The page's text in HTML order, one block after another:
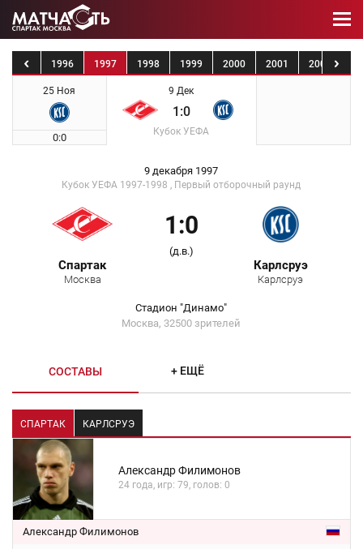
1995 1996 1997 1998 1999 2000 2001 2002
25 Ноя
0:0
9 Дек
1:0
Кубок УЕФА
9 декабря 1997
Кубок УЕФА 1997-1998 , Первый отборочный раунд
Спартак
Москва
1:0
(д.в.)
Карлсруэ
Карлсруэ
Стадион "Динамо"
Москва, 32500 зрителей
СОСТАВЫ + ЕЩЁ
СПАРТАК КАРЛСРУЭ
Александр Филимонов
24 года, игр: 79, голов: 0
Александр Филимонов